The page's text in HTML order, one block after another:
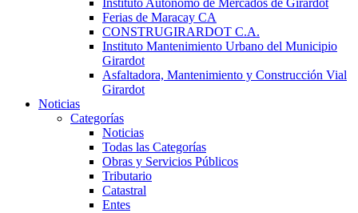
Instituto Autónomo de Mercados de Girardot
Ferias de Maracay CA
CONSTRUGIRARDOT C.A.
Instituto Mantenimiento Urbano del Municipio
Girardot
Asfaltadora, Mantenimiento y Construcción Vial
Girardot
Noticias
Categorías
Noticias
Todas las Categorías
Obras y Servicios Públicos
Tributario
Catastral
Entes